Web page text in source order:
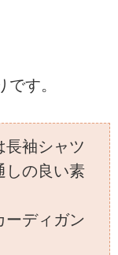
す。
長袖シャツ
しの良い素
ーディガン